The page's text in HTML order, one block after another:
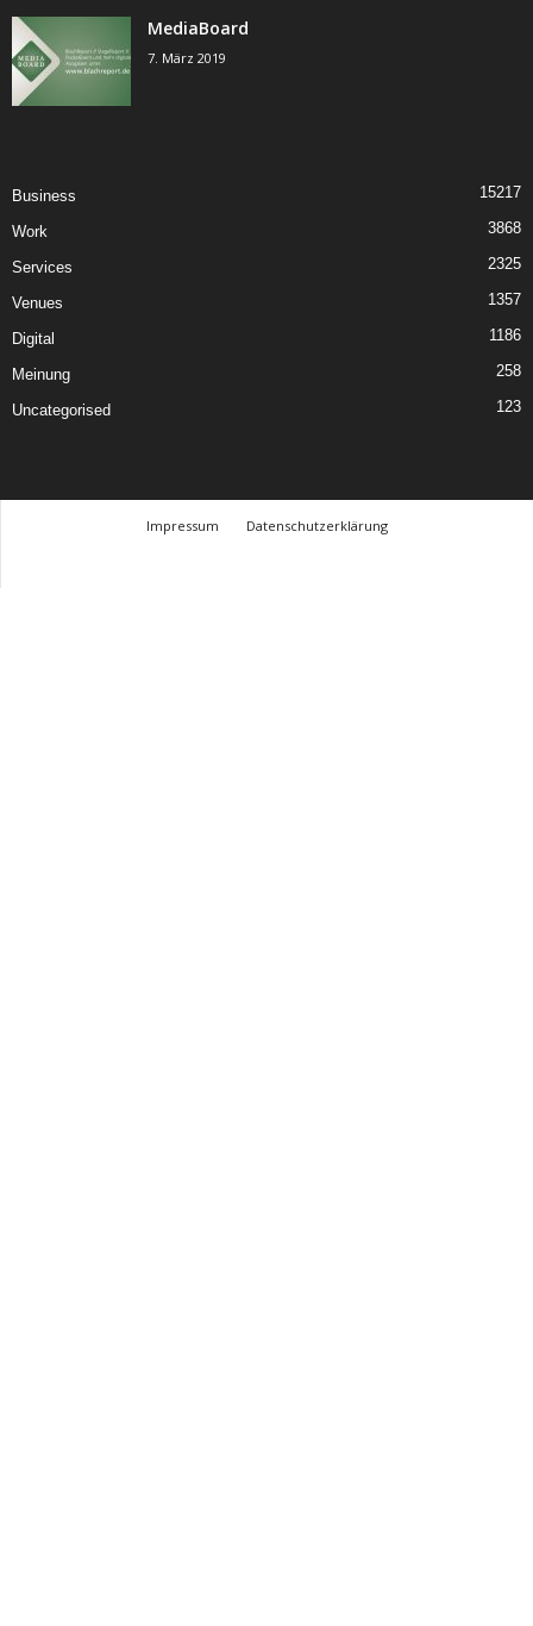
MediaBoard
7. März 2019
Business 15217
Work 3868
Services 2325
Venues 1357
Digital 1186
Meinung 258
Uncategorised 123
Impressum
Datenschutzerklärung